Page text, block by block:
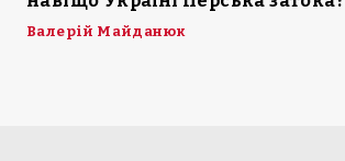
Валерій Майданюк